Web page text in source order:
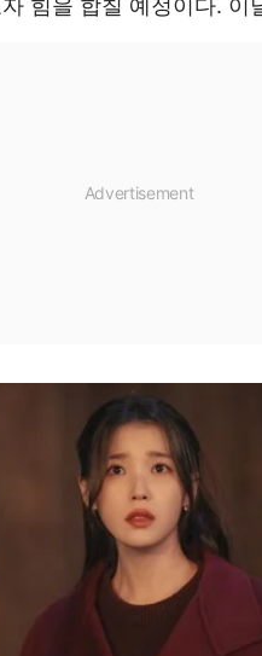
힘을 합칠 예정이다. 이